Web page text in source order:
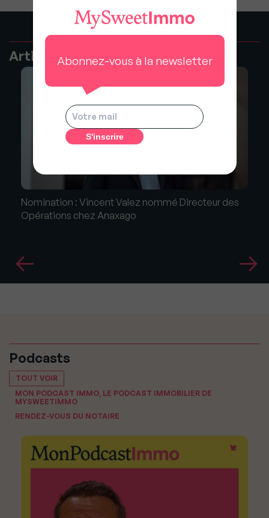
Articles recommandés
Nomination : Vincent Valez nommé Directeur des
Opérations chez Anaxago
Podcasts
TOUT VOIR
MON PODCAST IMMO, LE PODCAST IMMOBILIER DE
MYSWEETIMMO
RENDEZ-VOUS DU NOTAIRE
Abonnez-vous à la newsletter